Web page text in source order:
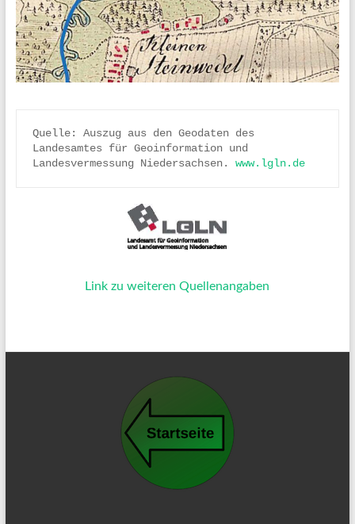
Quelle: Auszug aus den Geodaten des
Landesamtes für Geoinformation und
Landesvermessung Niedersachsen. www.lgln.de
Link zu weiteren Quellenangaben